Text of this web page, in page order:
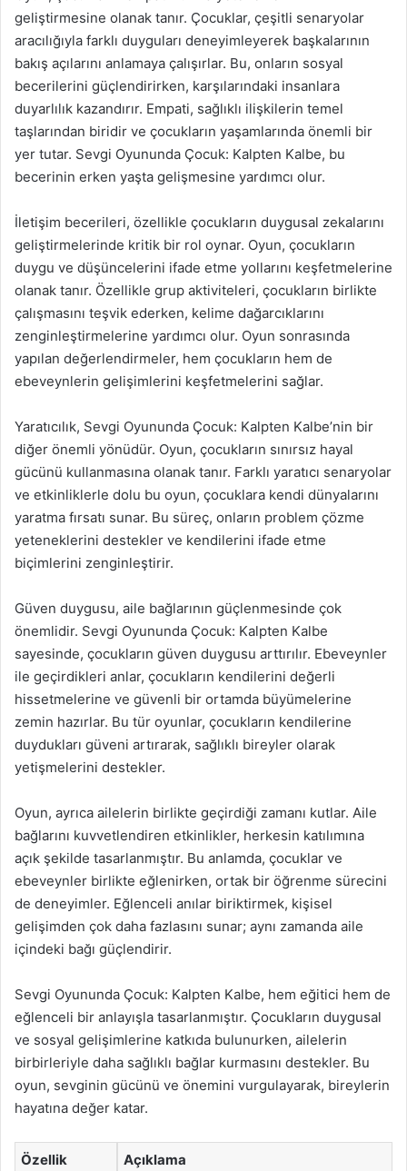
geliştirmesine olanak tanır. Çocuklar, çeşitli senaryolar
aracılığıyla farklı duyguları deneyimleyerek başkalarının
bakış açılarını anlamaya çalışırlar. Bu, onların sosyal
becerilerini güçlendirirken, karşılarındaki insanlara
duyarlılık kazandırır. Empati, sağlıklı ilişkilerin temel
taşlarından biridir ve çocukların yaşamlarında önemli bir
yer tutar. Sevgi Oyununda Çocuk: Kalpten Kalbe, bu
becerinin erken yaşta gelişmesine yardımcı olur.
İletişim becerileri, özellikle çocukların duygusal zekalarını
geliştirmelerinde kritik bir rol oynar. Oyun, çocukların
duygu ve düşüncelerini ifade etme yollarını keşfetmelerine
olanak tanır. Özellikle grup aktiviteleri, çocukların birlikte
çalışmasını teşvik ederken, kelime dağarcıklarını
zenginleştirmelerine yardımcı olur. Oyun sonrasında
yapılan değerlendirmeler, hem çocukların hem de
ebeveynlerin gelişimlerini keşfetmelerini sağlar.
Yaratıcılık, Sevgi Oyununda Çocuk: Kalpten Kalbe’nin bir
diğer önemli yönüdür. Oyun, çocukların sınırsız hayal
gücünü kullanmasına olanak tanır. Farklı yaratıcı senaryolar
ve etkinliklerle dolu bu oyun, çocuklara kendi dünyalarını
yaratma fırsatı sunar. Bu süreç, onların problem çözme
yeteneklerini destekler ve kendilerini ifade etme
biçimlerini zenginleştirir.
Güven duygusu, aile bağlarının güçlenmesinde çok
önemlidir. Sevgi Oyununda Çocuk: Kalpten Kalbe
sayesinde, çocukların güven duygusu arttırılır. Ebeveynler
ile geçirdikleri anlar, çocukların kendilerini değerli
hissetmelerine ve güvenli bir ortamda büyümelerine
zemin hazırlar. Bu tür oyunlar, çocukların kendilerine
duydukları güveni artırarak, sağlıklı bireyler olarak
yetişmelerini destekler.
Oyun, ayrıca ailelerin birlikte geçirdiği zamanı kutlar. Aile
bağlarını kuvvetlendiren etkinlikler, herkesin katılımına
açık şekilde tasarlanmıştır. Bu anlamda, çocuklar ve
ebeveynler birlikte eğlenirken, ortak bir öğrenme sürecini
de deneyimler. Eğlenceli anılar biriktirmek, kişisel
gelişimden çok daha fazlasını sunar; aynı zamanda aile
içindeki bağı güçlendirir.
Sevgi Oyununda Çocuk: Kalpten Kalbe, hem eğitici hem de
eğlenceli bir anlayışla tasarlanmıştır. Çocukların duygusal
ve sosyal gelişimlerine katkıda bulunurken, ailelerin
birbirleriyle daha sağlıklı bağlar kurmasını destekler. Bu
oyun, sevginin gücünü ve önemini vurgulayarak, bireylerin
hayatına değer katar.
Özellik Açıklama